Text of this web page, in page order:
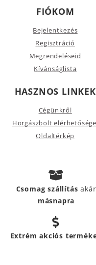
FIÓKOM
Bejelentkezés
Regisztráció
Megrendeléseid
Kívánságlista
HASZNOS LINKEK
Cégünkről
Horgászbolt
Oldaltérkép
Csomag szállításakár
másnapra
Extrém akciós